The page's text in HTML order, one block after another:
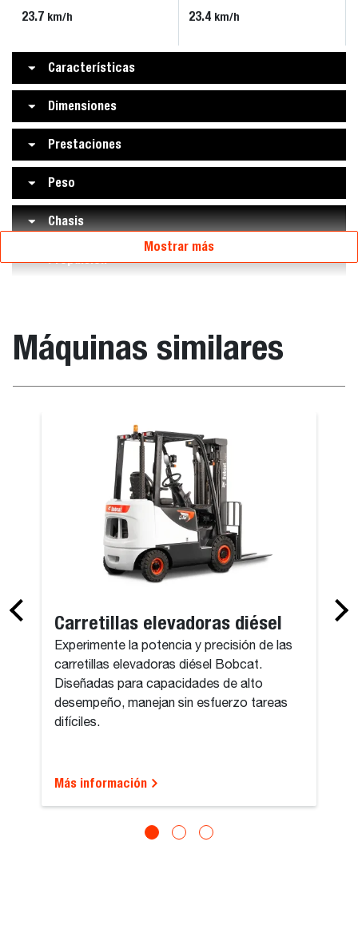
23.7 km/h 23.4 km/h
Características
Dimensiones
Prestaciones
Peso
Chasis
Propulsión
Mostrar más
Máquinas similares
Carretillas elevadoras diésel
Experimente la potencia y precisión de las
carretillas elevadoras diésel Bobcat.
Diseñadas para capacidades de alto
desempeño, manejan sin esfuerzo tareas
difíciles.
Más información